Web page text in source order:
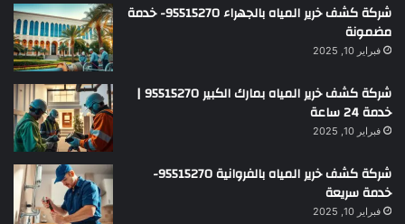
شركة كشف خرير المياه بالجهراء 95515270- خدمة
مضمونة
فبراير 10, 2025
شركة كشف خرير المياه بمارك الكبير 95515270 |
خدمة 24 ساعة
فبراير 10, 2025
شركة كشف خرير المياه بالفروانية 95515270-
خدمة سريعة
فبراير 10, 2025